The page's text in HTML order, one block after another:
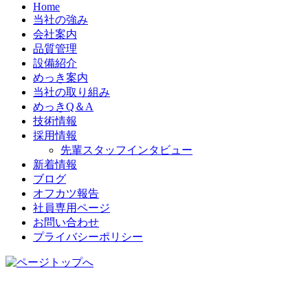
Home
当社の強み
会社案内
品質管理
設備紹介
めっき案内
当社の取り組み
めっきQ＆A
技術情報
採用情報
先輩スタッフインタビュー
新着情報
ブログ
オフカツ報告
社員専用ページ
お問い合わせ
プライバシーポリシー